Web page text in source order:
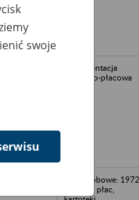
Dokumentacja
osobowo-płacowa
Akta osobowe:
98; Listy płac,
swoje